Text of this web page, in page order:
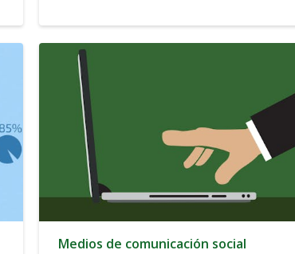
Medios de comunicación social